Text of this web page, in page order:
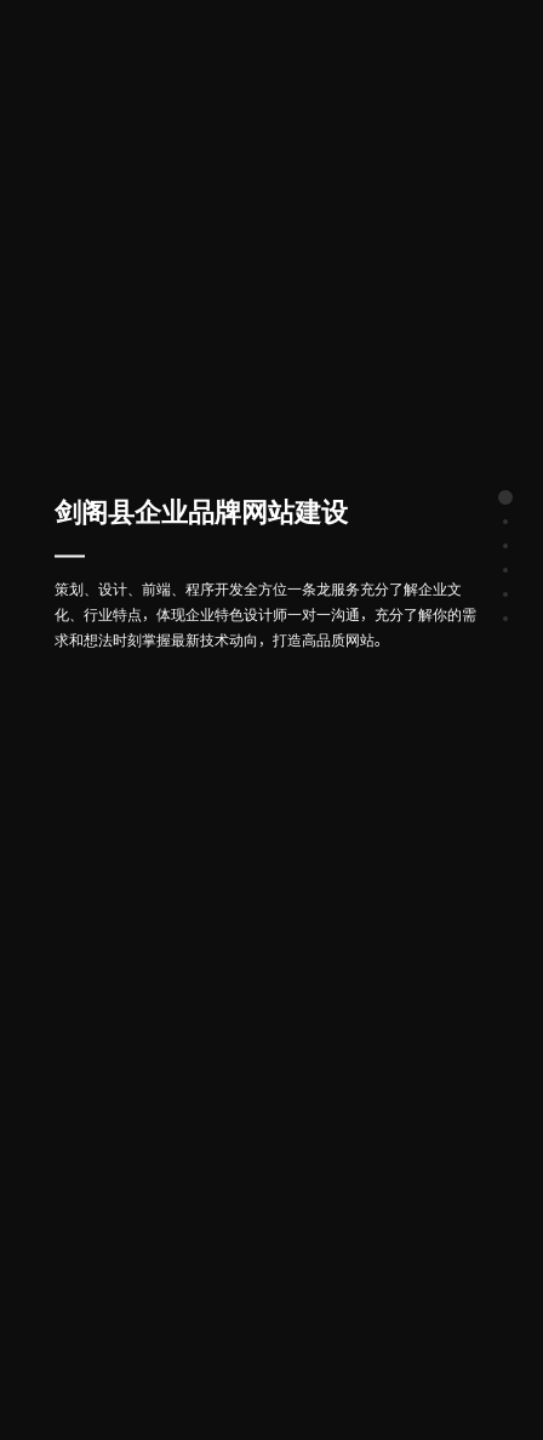
剑阁县企业品牌网站建设
策划、设计、前端、程序开发全方位一条龙服务充分了解企业文
化、行业特点，体现企业特色设计师一对一沟通，充分了解你的需
求和想法时刻掌握最新技术动向，打造高品质网站。